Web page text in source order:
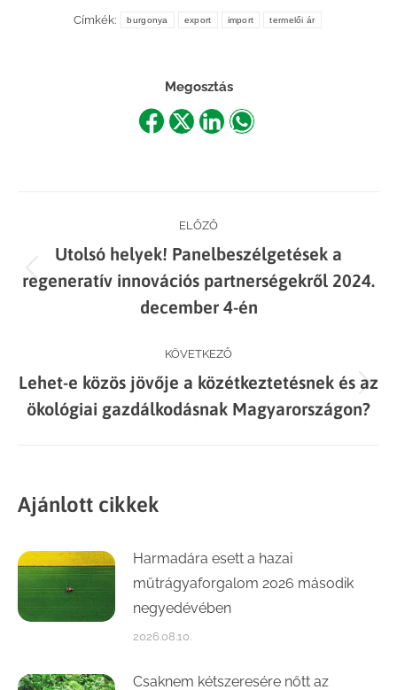
Címkék: burgonya export import termelői ár
Megosztás
ShareShareShareShare
navigation
ELŐZŐ
Previous
post:
Utolsó helyek! Panelbeszélgetések a
regeneratív innovációs partnerségekről 2024.
december 4-én
KÖVETKEZŐ
Next
post:
Lehet-e közös jövője a közétkeztetésnek és az
ökológiai gazdálkodásnak Magyarországon?
Ajánlott cikkek
Harmadára esett a hazai
műtrágyaforgalom 2026 második
negyedévében
2026.08.10.
Csaknem kétszeresére nőtt az